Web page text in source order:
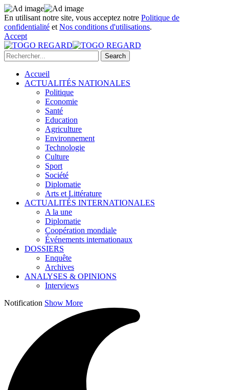
En utilisant notre site, vous acceptez notre Politique de
confidentialité et Nos conditions d'utilisations.
Accept
Accueil
ACTUALITÉS NATIONALES
Politique
Economie
Santé
Education
Agriculture
Environnement
Technologie
Culture
Sport
Société
Diplomatie
Arts et Littérature
ACTUALITÉS INTERNATIONALES
A la une
Diplomatie
Coopération mondiale
Événements internationaux
DOSSIERS
Enquête
Archives
ANALYSES & OPINIONS
Interviews
Notification Show More